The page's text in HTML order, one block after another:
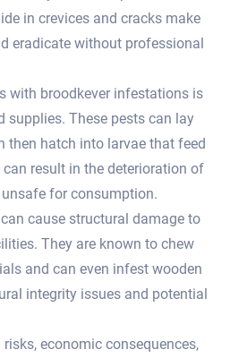
in crevices and cracks make
eradicate without professional
with broodkever infestations is
These pests can lay
then hatch into larvae that feed
result in the deterioration of
for consumption.​
cause structural damage to
They are known to chew
and can even infest wooden
integrity issues and potential
economic consequences,